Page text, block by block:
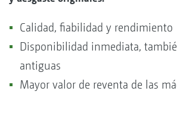
Calidad, fiabilidad y rendimiento
Disponibilidad inmediata,
antiguas
Mayor valor de reventa de las